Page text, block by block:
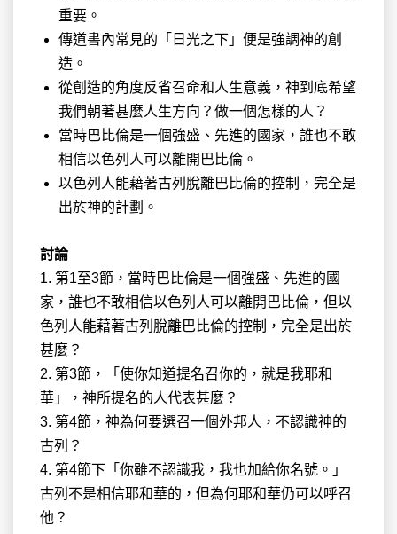
重要。
傳道書內常見的「日光之下」便是強調神的創
造。
從創造的角度反省召命和人生意義，神到底希望
我們朝著甚麼人生方向？做一個怎樣的人？
當時巴比倫是一個強盛、先進的國家，誰也不敢
相信以色列人可以離開巴比倫。
以色列人能藉著古列脫離巴比倫的控制，完全是
出於神的計劃。
討論
1. 第1至3節，當時巴比倫是一個強盛、先進的國
家，誰也不敢相信以色列人可以離開巴比倫，但以
色列人能藉著古列脫離巴比倫的控制，完全是出於
甚麼？
2. 第3節，「使你知道提名召你的，就是我耶和
華」，神所提名的人代表甚麼？
3. 第4節，神為何要選召一個外邦人，不認識神的
古列？
4. 第4節下「你雖不認識我，我也加給你名號。」
古列不是相信耶和華的，但為何耶和華仍可以呼召
他？